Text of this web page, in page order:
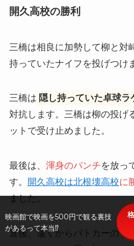
開久高校の勝利
三橋は相良に加勢して柳と対
持っていたナイフを投げつけ
三橋は 隠し持っていた卓球ラ
対抗します。三橋は柳の投げ
ットで受け止めました。
最後は、 渾身のパンチを放っ
す。
開久高校は北根壊高校に
ました。
直後、遠くからパトカーのサ
映画館で映画を500円で観る裏技
があるって本当⁉